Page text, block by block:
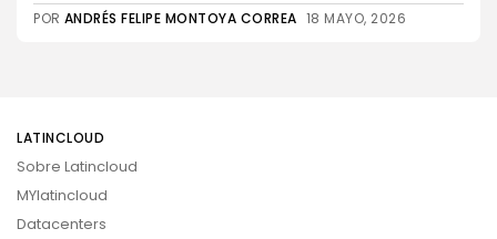
POR ANDRÉS FELIPE MONTOYA CORREA 18 MAYO, 2026
LATINCLOUD
Sobre Latincloud
MYlatincloud
Datacenters